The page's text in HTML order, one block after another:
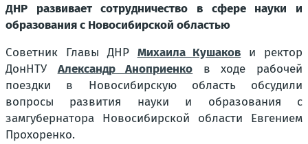
ДНР развивает сотрудничество в сфере науки и
образования с Новосибирской областью
Советник Главы ДНР Михаила Кушаков и ректор
ДонНТУ Александр Аноприенко в ходе рабочей
поездки в Новосибирскую область обсудили
вопросы развития науки и образования с
замгубернатора Новосибирской области Евгением
Прохоренко.